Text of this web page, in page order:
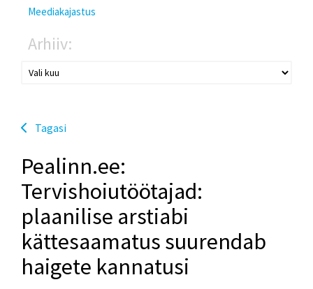
Meediakajastus
Arhiiv:
Tagasi
Pealinn.ee:
Tervishoiutöötajad:
plaanilise arstiabi
kättesaamatus suurendab
haigete kannatusi